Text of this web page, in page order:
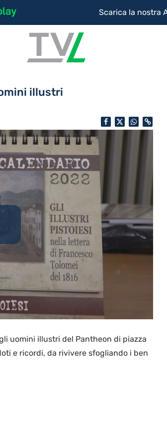
Scarica la nostra
illustri
uomini illustri del Pantheon di piazza
e ricordi, da rivivere sfogliando i ben